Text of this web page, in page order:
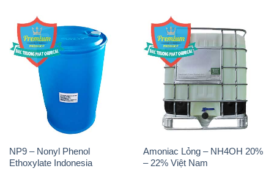
NP9 – Nonyl Phenol
Ethoxylate Indonesia
Amoniac Lỏng – NH4OH 20%
– 22% Việt Nam